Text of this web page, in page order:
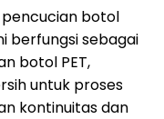
botol
berfungsi sebagai
botol PET,
untuk proses
kontinuitas dan